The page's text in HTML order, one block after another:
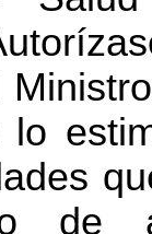
lo
de